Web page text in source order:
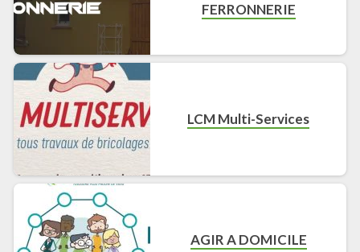
FERRONNERIE
LCM Multi-Services
AGIR A DOMICILE